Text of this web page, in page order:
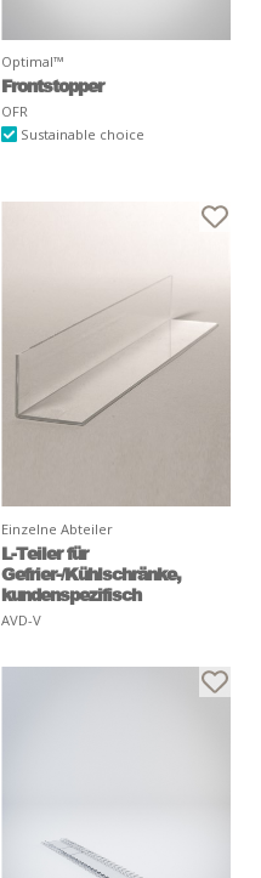
Optimal™
Frontstopper
OFR
Sustainable choice
Einzelne Abteiler
L-Teiler für
Gefrier-/Kühlschränke,
kundenspezifisch
AVD-V